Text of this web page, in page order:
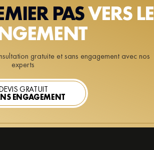
PASVERS LE
gratuite et sans engagement avec nos
experts
GRATUIT
ENGAGEMENT